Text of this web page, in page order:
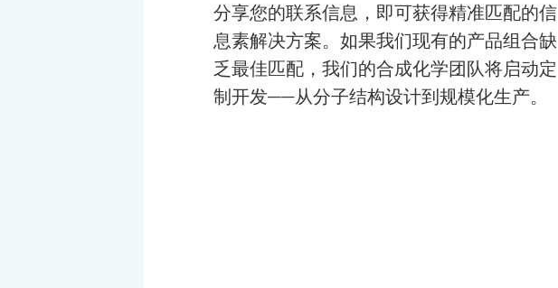
分享您的联系信息，即可获得精准匹配的信
息素解决方案。如果我们现有的产品组合缺
乏最佳匹配，我们的合成化学团队将启动定
制开发——从分子结构设计到规模化生产。